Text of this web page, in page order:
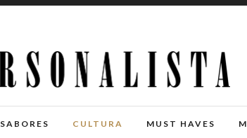
SABORES CULTURA MUST HAVES